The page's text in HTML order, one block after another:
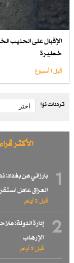
الإقبال على الحليب
خطيرة
قبل 1 أسبوع
ترددات نوا
الأكثر
1
بارزاني من
العراق عامل
قبل 2 أيام
2
إدارة الدولة:
الإرهاب
قبل 2 أيام